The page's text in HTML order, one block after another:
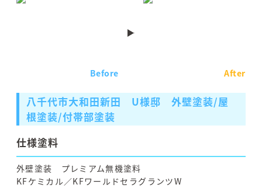
Before After
八千代市大和田新田 U様邸 外壁塗装/屋
根塗装/付帯部塗装
仕様塗料
外壁塗装 プレミアム無機塗料
KFケミカル／KFワールドセラグランツW